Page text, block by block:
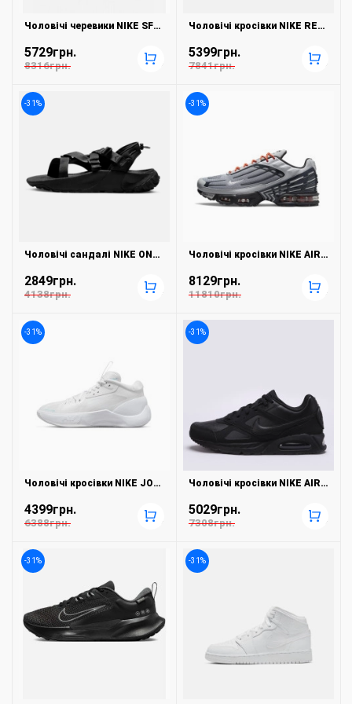
Чоловічі черевики NIKE SFB 6 NSW LEATHER 862507-002
5729грн.
8316грн. +
Чоловічі кросівки NIKE REACT VISION CD4373-101
5399грн.
7841грн. +
-31%
Чоловічі сандалі NIKE ONEONTA NN SANDAL FB1948-001
2849грн.
4138грн. +
-31%
Чоловічі кросівки NIKE AIR MAX PLUS III DM2560-001
8129грн.
11810грн. +
-31%
Чоловічі кросівки NIKE JORDAN ZOOM SEPARATE DH0249-141
4399грн.
6388грн. +
-31%
Чоловічі кросівки NIKE AIR MAX IVO LTR 580520-002
5029грн.
7308грн. +
-31% -31%